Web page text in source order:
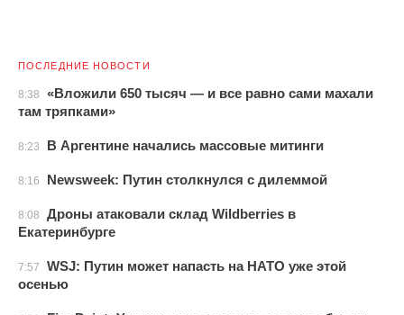
ПОСЛЕДНИЕ НОВОСТИ
8:38
«Вложили 650 тысяч — и все равно сами махали
там тряпками»
8:23 В Аргентине начались массовые митинги
8:16 Newsweek: Путин столкнулся с дилеммой
8:08
Дроны атаковали склад Wildberries в
Екатеринбурге
7:57
WSJ: Путин может напасть на НАТО уже этой
осенью